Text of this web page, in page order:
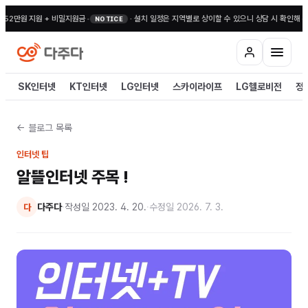
만원 지원 + 비밀지원금• NOTICE · 설치 일정은 지역별로 상이할 수 있으니 상담 시 확인해 주
SK인터넷 KT인터넷 LG인터넷 스카이라이프 LG헬로비전 정
← 블로그 목록
인터넷 팁
알뜰인터넷 주목 !
다 다주다·작성일 2023. 4. 20.·수정일 2026. 7. 3.